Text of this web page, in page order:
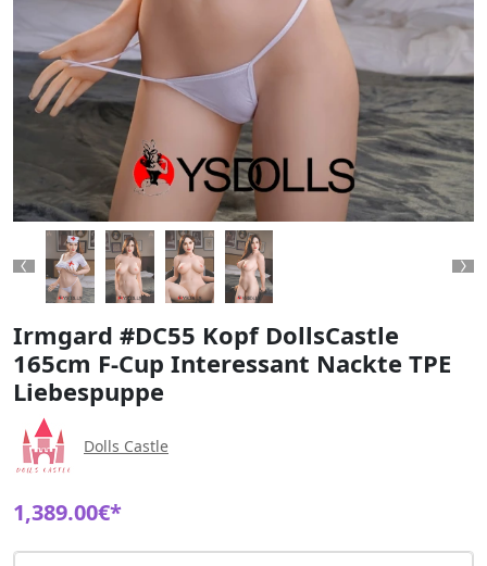
Previous
Irmgard #DC55 Kopf DollsCastle
165cm F-Cup Interessant Nackte TPE
Liebespuppe
Dolls Castle
1,389.00€*